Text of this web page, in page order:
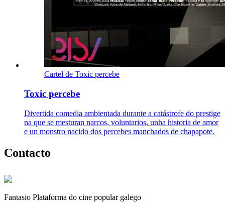
Cartel de Toxic percebe
Toxic percebe
Divertida comedia ambientada durante a catástrofe do prestige
na que se mesturan narcos, voluntarios, unha historia de amor
e un monstro nacido dos percebes manchados de chapapote.
Contacto
Fantasio Plataforma do cine popular galego